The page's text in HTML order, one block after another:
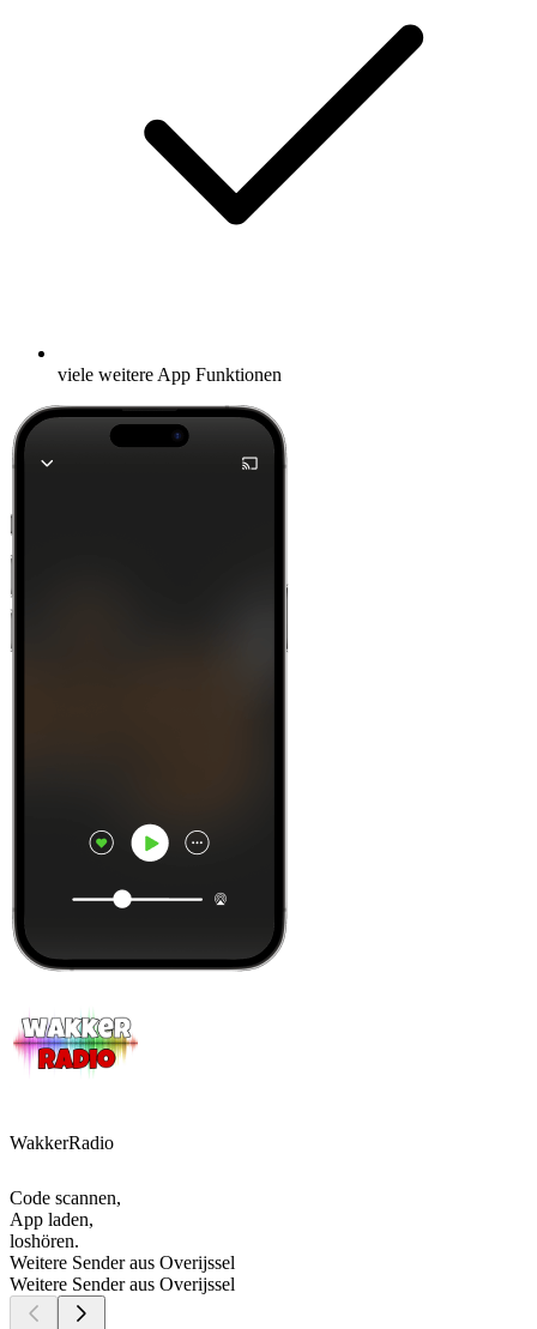
viele weitere App Funktionen
WakkerRadio
Code scannen,
App laden,
loshören.
Weitere Sender aus Overijssel
Weitere Sender aus Overijssel